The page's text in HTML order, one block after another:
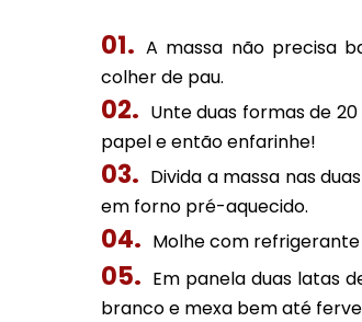
A massa não precisa
colher de pau.
Unte duas formas de
papel e então enfarinhe!
Divida a massa nas
em forno pré-aquecido.
Molhe com
Em panela duas latas
branco e mexa bem até